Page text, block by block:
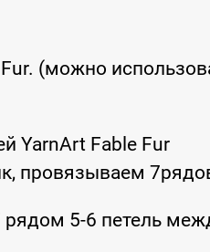
(можно
YarnArt Fable Fur
провязываем
5-6 петель